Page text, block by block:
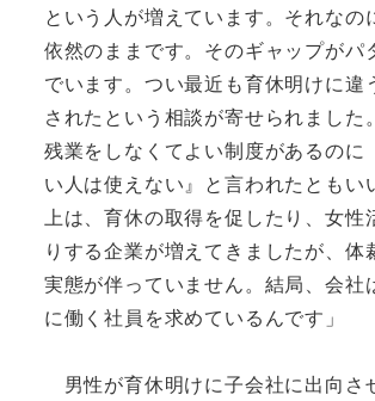
という人が増えています。それなの
依然のままです。そのギャップがパ
でいます。つい最近も育休明けに違
されたという相談が寄せられました
残業をしなくてよい制度があるのに
い人は使えない』と言われたともい
上は、育休の取得を促したり、女性
りする企業が増えてきましたが、体
実態が伴っていません。結局、会社
に働く社員を求めているんです」
男性が育休明けに子会社に出向さ